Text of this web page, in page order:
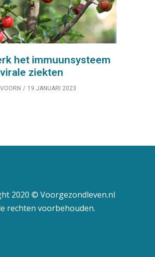
het immuunsysteem
ziekten
19 JANUARI 2023
2020 © Voorgezondleven.nl
rechten voorbehouden.